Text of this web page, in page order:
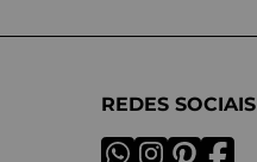
REDES SOCIAIS